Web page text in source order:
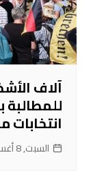
آلاف
للمطالبة
انتخابات
السبت, 8 أغسطس 2026, 16:54